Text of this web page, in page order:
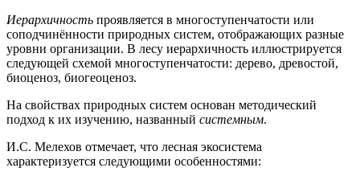
Иерархичность проявляется в многоступенчатости или
соподчинённости природных систем, отображающих разные
уровни организации. В лесу иерархичность иллюстрируется
следующей схемой многоступенчатости: дерево, древостой,
биоценоз, биогеоценоз.
На свойствах природных систем основан методический
подход к их изучению, названный системным.
И.С. Мелехов отмечает, что лесная экосистема
характеризуется следующими особенностями: